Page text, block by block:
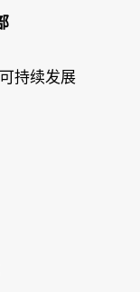
持续发展